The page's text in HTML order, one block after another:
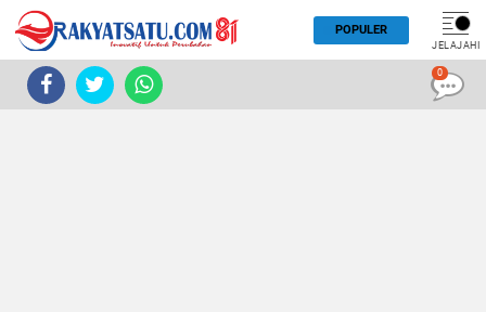
POPULER
JELAJAHI
0